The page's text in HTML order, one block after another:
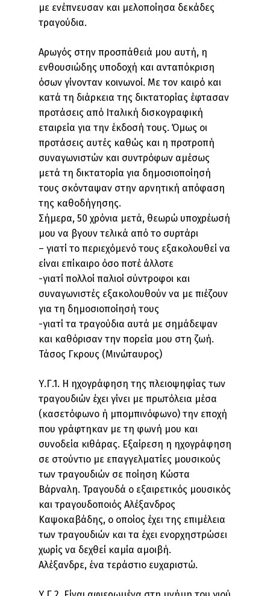
με ενέπνευσαν και μελοποίησα δεκάδες
τραγούδια.
Αρωγός στην προσπάθειά μου αυτή, η
ενθουσιώδης υποδοχή και ανταπόκριση
όσων γίνονταν κοινωνοί. Με τον καιρό και
κατά τη διάρκεια της δικτατορίας έφτασαν
προτάσεις από Ιταλική δισκογραφική
εταιρεία για την έκδοσή τους. Όμως οι
προτάσεις αυτές καθώς και η προτροπή
συναγωνιστών και συντρόφων αμέσως
μετά τη δικτατορία για δημοσιοποίησή
τους σκόνταψαν στην αρνητική απόφαση
της καθοδήγησης.
Σήμερα, 50 χρόνια μετά, θεωρώ υποχρέωσή
μου να βγουν τελικά από το συρτάρι
– γιατί το περιεχόμενό τους εξακολουθεί να
είναι επίκαιρο όσο ποτέ άλλοτε
-γιατί πολλοί παλιοί σύντροφοι και
συναγωνιστές εξακολουθούν να με πιέζουν
για τη δημοσιοποίησή τους
-γιατί τα τραγούδια αυτά με σημάδεψαν
και καθόρισαν την πορεία μου στη ζωή.
Τάσος Γκρους (Μινώταυρος)
Υ.Γ.1. Η ηχογράφηση της πλειοψηφίας των
τραγουδιών έχει γίνει με πρωτόλεια μέσα
(κασετόφωνο ή μπομπινόφωνο) την εποχή
που γράφτηκαν με τη φωνή μου και
συνοδεία κιθάρας. Εξαίρεση η ηχογράφηση
σε στούντιο με επαγγελματίες μουσικούς
των τραγουδιών σε ποίηση Κώστα
Βάρναλη. Τραγουδά ο εξαιρετικός μουσικός
και τραγουδοποιός Αλέξανδρος
Καψοκαβάδης, ο οποίος έχει της επιμέλεια
των τραγουδιών και τα έχει ενορχηστρώσει
χωρίς να δεχθεί καμία αμοιβή.
Αλέξανδρε, ένα τεράστιο ευχαριστώ.